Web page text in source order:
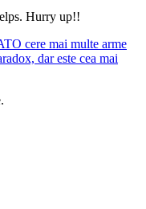
Hurry up!!
cere mai multe arme
dar este cea mai